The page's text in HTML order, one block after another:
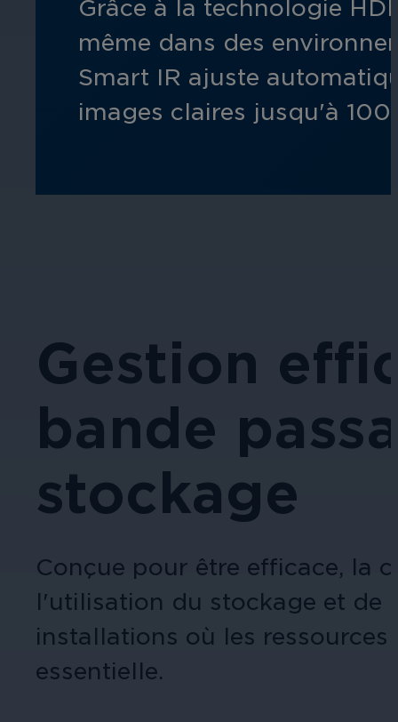
Grâce à la technologie
même dans des
Smart IR ajuste
images claires jusqu'à
Gestion
bande
stockage
Conçue pour être efficace, la
l'utilisation du stockage et de
installations où les
essentielle.